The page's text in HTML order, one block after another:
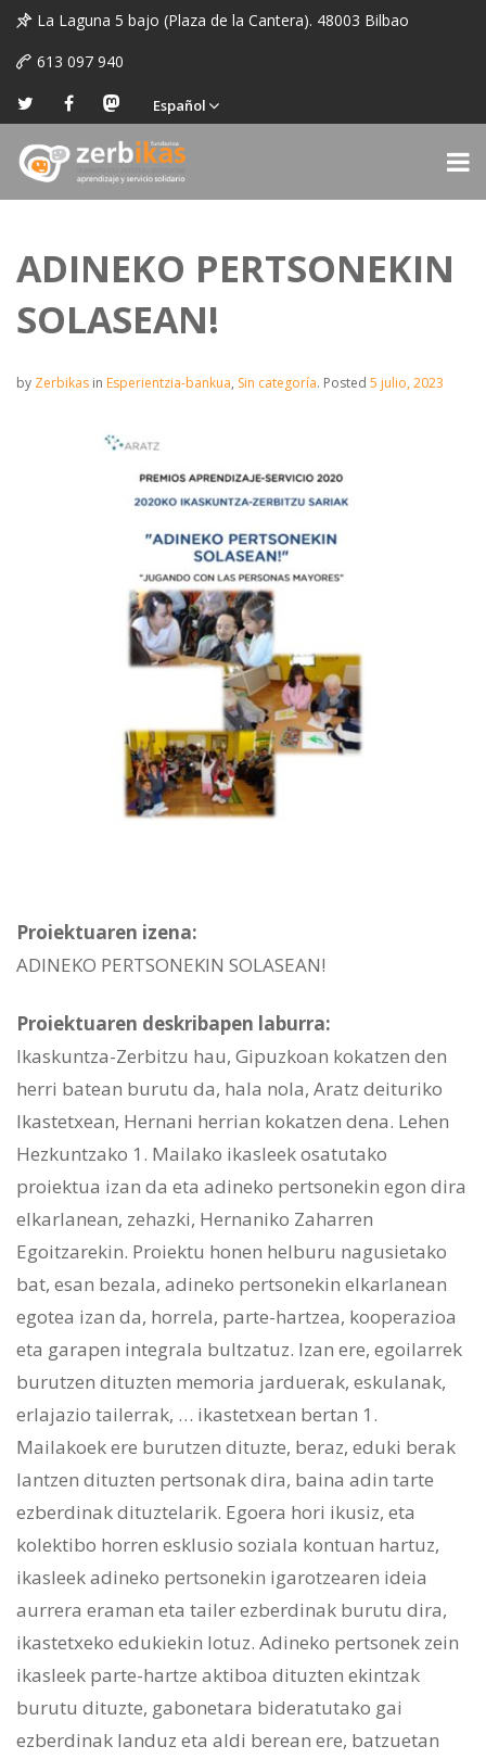
La Laguna 5 bajo (Plaza de la Cantera). 48003 Bilbao
613 097 940
Español
ADINEKO PERTSONEKIN
SOLASEAN!
by Zerbikas in Esperientzia-bankua, Sin categoría. Posted 5 julio, 2023
Proiektuaren izena:
ADINEKO PERTSONEKIN SOLASEAN!
Proiektuaren deskribapen laburra:
Ikaskuntza-Zerbitzu hau, Gipuzkoan kokatzen den
herri batean burutu da, hala nola, Aratz deituriko
Ikastetxean, Hernani herrian kokatzen dena. Lehen
Hezkuntzako 1. Mailako ikasleek osatutako
proiektua izan da eta adineko pertsonekin egon dira
elkarlanean, zehazki, Hernaniko Zaharren
Egoitzarekin. Proiektu honen helburu nagusietako
bat, esan bezala, adineko pertsonekin elkarlanean
egotea izan da, horrela, parte-hartzea, kooperazioa
eta garapen integrala bultzatuz. Izan ere, egoilarrek
burutzen dituzten memoria jarduerak, eskulanak,
erlajazio tailerrak, … ikastetxean bertan 1.
Mailakoek ere burutzen dituzte, beraz, eduki berak
lantzen dituzten pertsonak dira, baina adin tarte
ezberdinak dituztelarik. Egoera hori ikusiz, eta
kolektibo horren esklusio soziala kontuan hartuz,
ikasleek adineko pertsonekin igarotzearen ideia
aurrera eraman eta tailer ezberdinak burutu dira,
ikastetxeko edukiekin lotuz. Adineko pertsonek zein
ikasleek parte-hartze aktiboa dituzten ekintzak
burutu dituzte, gabonetara bideratutako gai
ezberdinak landuz eta aldi berean ere, batzuetan